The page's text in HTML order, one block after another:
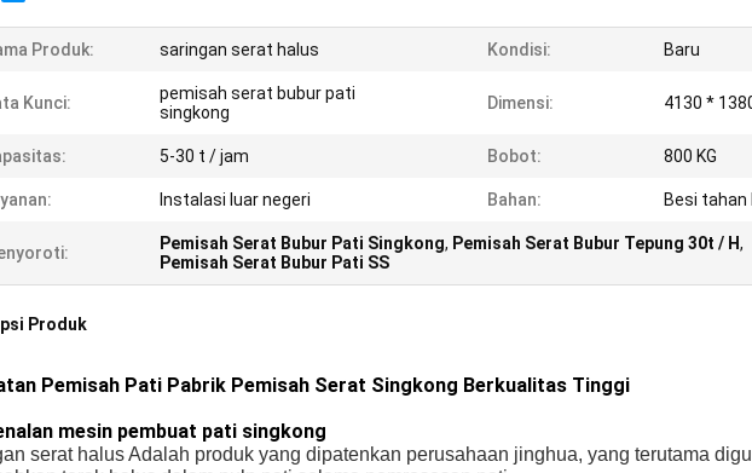
Produk: saringan serat halus Kondisi: Baru
Kunci:
pemisah serat bubur pati
singkong
Dimensi: 4130 *
5-30 t / jam Bobot: 800 KG
Instalasi luar negeri Bahan: Besi tahan
Pemisah Serat Bubur Pati Singkong, Pemisah Serat Bubur Tepung 30t / H,
Pemisah Serat Bubur Pati SS
Produk
Pemisah Pati Pabrik Pemisah Serat Singkong Berkualitas Tinggi
mesin pembuat pati singkong
serat halus Adalah produk yang dipatenkan perusahaan jinghua, yang terutama